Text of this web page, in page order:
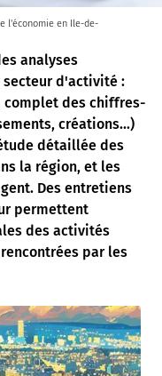
l'économie en Ile-de-
analyses
secteur d'activité :
complet des chiffres-
créations...)
détaillée des
la région, et les
Des entretiens
permettent
des activités
par les